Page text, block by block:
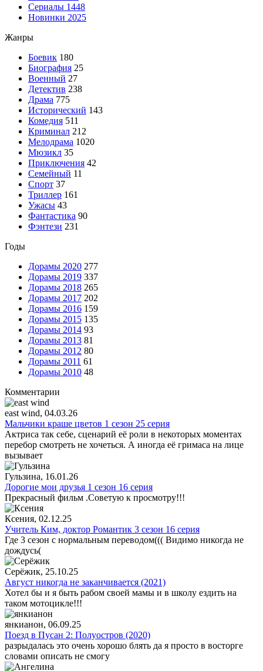
Сериалы 1448
Новинки 2025
Жанры
Боевик 180
Биография 25
Военный 27
Детектив 238
Драма 775
Исторический 143
Комедия 511
Криминал 212
Мелодрама 1020
Мюзикл 35
Приключения 42
Семейный 11
Спорт 37
Триллер 161
Ужасы 43
Фантастика 90
Фэнтези 231
Годы
Дорамы 2020 277
Дорамы 2019 337
Дорамы 2018 265
Дорамы 2017 202
Дорамы 2016 159
Дорамы 2015 135
Дорамы 2014 93
Дорамы 2013 81
Дорамы 2012 80
Дорамы 2011 61
Дорамы 2010 48
Комментарии
east wind, 04.03.26
Мальчики краше цветов 1 сезон 25 серия
Актриса так себе, сценарий её роли в некоторых моментах
перебор смотреть не хочеться. А иногда её гримаса на лице
вызывает
Гульзина, 16.01.26
Дорогие мои друзья 1 сезон 16 серия
Прекрасный фильм .Советую к просмотру!!!
Ксения, 02.12.25
Учитель Ким, доктор Романтик 3 сезон 16 серия
Где 3 сезон с нормальным переводом((( Видимо никогда не
дождусь(
Серёжик, 25.10.25
Август никогда не заканчивается (2021)
Хотел бы и я быть рабом своей мамы и в школу ездить на
таком мотоцикле!!!
янкианон, 06.09.25
Поезд в Пусан 2: Полуостров (2020)
разрыдалась это очень хорошо блять да я просто в восторге
словами описать не смогу